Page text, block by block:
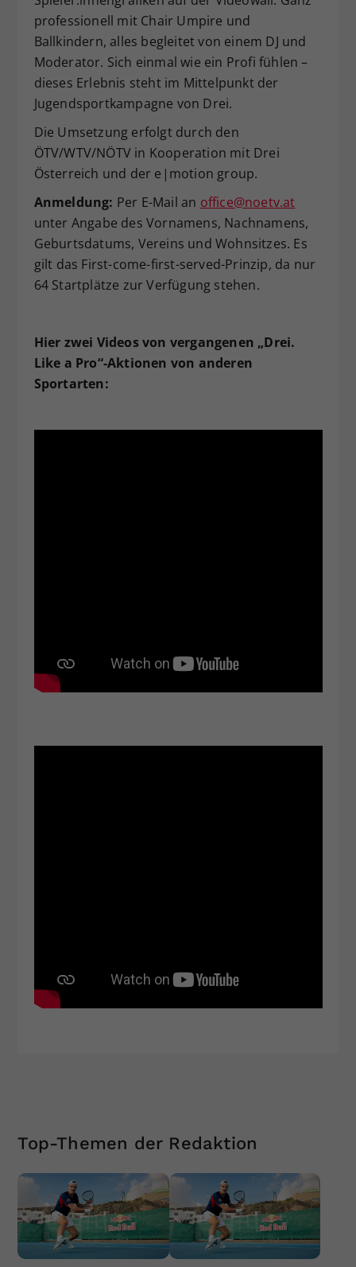
professionell mit Chair Umpire und
Ballkindern, alles begleitet von einem DJ und
Moderator. Sich einmal wie ein Profi fühlen –
dieses Erlebnis steht im Mittelpunkt der
Jugendsportkampagne von Drei.
Die Umsetzung erfolgt durch den
ÖTV/WTV/NÖTV in Kooperation mit Drei
Österreich und der e|motion group.
Anmeldung: Per E-Mail an office@noetv.at
unter Angabe des Vornamens, Nachnamens,
Geburtsdatums, Vereins und Wohnsitzes. Es
gilt das First-come-first-served-Prinzip, da nur
64 Startplätze zur Verfügung stehen.
Hier zwei Videos von vergangenen „Drei.
Like a Pro“-Aktionen von anderen
Sportarten:
Top-Themen der Redaktion